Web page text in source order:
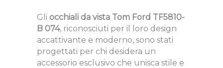
Gli occhiali da vista Tom Ford TF5810-
B 074, riconosciuti per il loro design
accattivante e moderno, sono stati
progettati per chi desidera un
accessorio esclusivo che unisca stile e